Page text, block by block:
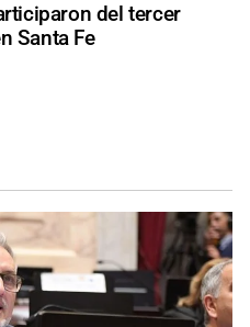
del tercer
Santa Fe